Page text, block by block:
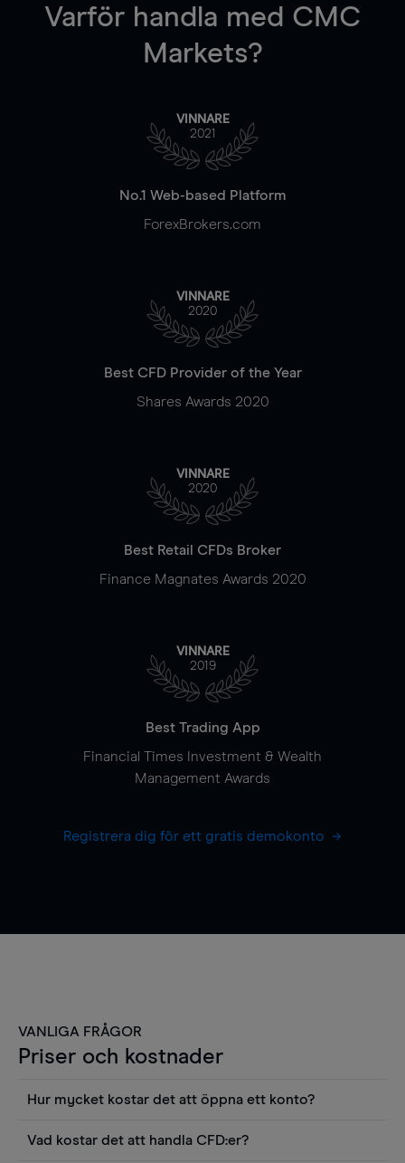
Varför handla med CMC
Markets?
VINNARE
2021
No.1 Web-based Platform
ForexBrokers.com
VINNARE
2020
Best CFD Provider of the Year
Shares Awards 2020
VINNARE
2020
Best Retail CFDs Broker
Finance Magnates Awards 2020
VINNARE
2019
Best Trading App
Financial Times Investment & Wealth
Management Awards
Registrera dig för ett gratis demokonto
VANLIGA FRÅGOR
Priser och kostnader
Hur mycket kostar det att öppna ett konto?
Vad kostar det att handla CFD:er?